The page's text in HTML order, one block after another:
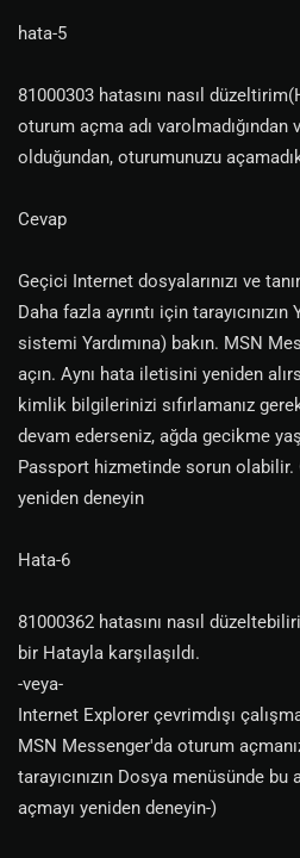
hata-5
81000303 hatasını nasıl
oturum açma adı varolmadığından
olduğundan, oturumunuzu
Cevap
Geçici Internet dosyalarınızı ve
Daha fazla ayrıntı için
sistemi Yardımına) bakın. MSN
açın. Aynı hata iletisini yeniden
kimlik bilgilerinizi sıfırlamanız
devam ederseniz, ağda gecikme
Passport hizmetinde sorun olabilir.
yeniden deneyin
Hata-6
81000362 hatasını nasıl
bir Hatayla karşılaşıldı.
-veya-
Internet Explorer çevrimdışı
MSN Messenger'da oturum
tarayıcınızın Dosya menüsünde
açmayı yeniden deneyin-)